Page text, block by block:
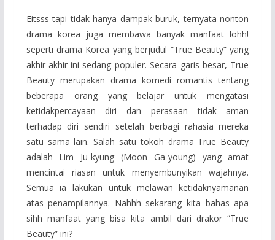
Eitsss tapi tidak hanya dampak buruk, ternyata nonton
drama korea juga membawa banyak manfaat lohh!
seperti drama Korea yang berjudul “True Beauty” yang
akhir-akhir ini sedang populer. Secara garis besar, True
Beauty merupakan drama komedi romantis tentang
beberapa orang yang belajar untuk mengatasi
ketidakpercayaan diri dan perasaan tidak aman
terhadap diri sendiri setelah berbagi rahasia mereka
satu sama lain. Salah satu tokoh drama True Beauty
adalah Lim Ju-kyung (Moon Ga-young) yang amat
mencintai riasan untuk menyembunyikan wajahnya.
Semua ia lakukan untuk melawan ketidaknyamanan
atas penampilannya. Nahhh sekarang kita bahas apa
sihh manfaat yang bisa kita ambil dari drakor “True
Beauty” ini?